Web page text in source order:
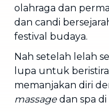
olahraga dan
dan candi
festival budaya.
Nah setelah lelah
lupa untuk
memanjakan diri
massagedan spa di